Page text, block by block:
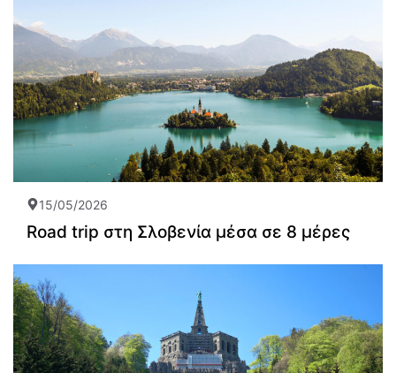
15/05/2026
Road trip στη Σλοβενία μέσα σε 8 μέρες